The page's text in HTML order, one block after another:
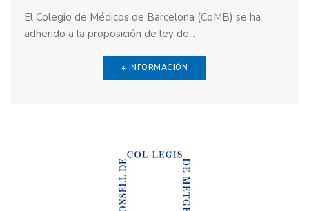
El Colegio de Médicos de Barcelona (CoMB) se ha
adherido a la proposición de ley de...
+ INFORMACIÓN